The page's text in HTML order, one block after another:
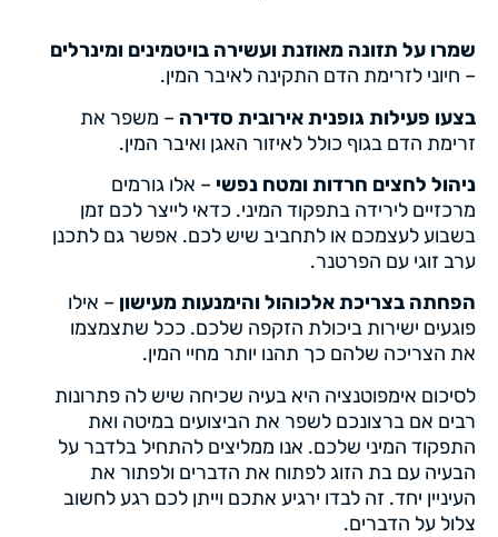
שמרו על תזונה מאוזנת ועשירה בויטמינים ומינרלים
– חיוני לזרימת הדם התקינה לאיבר המין.
בצעו פעילות גופנית אירובית סדירה – משפר את
זרימת הדם בגוף כולל לאיזור האגן ואיבר המין.
ניהול לחצים חרדות ומטח נפשי – אלו גורמים
מרכזיים לירידה בתפקוד המיני. כדאי לייצר לכם זמן
בשבוע לעצמכם או לתחביב שיש לכם. אפשר גם לתכנן
ערב זוגי עם הפרטנר.
הפחתה בצריכת אלכוהול והימנעות מעישון – אילו
פוגעים ישירות ביכולת הזקפה שלכם. ככל שתצמצמו
את הצריכה שלהם כך תהנו יותר מחיי המין.
לסיכום אימפוטנציה היא בעיה שכיחה שיש לה פתרונות
רבים אם ברצונכם לשפר את הביצועים במיטה ואת
התפקוד המיני שלכם. אנו ממליצים להתחיל בלדבר על
הבעיה עם בת הזוג לפתוח את הדברים ולפתור את
העיניין יחד. זה לבדו ירגיע אתכם וייתן לכם רגע לחשוב
צלול על הדברים.